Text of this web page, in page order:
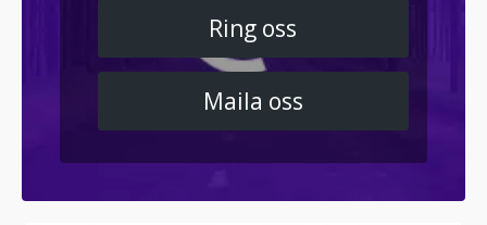
Ring oss
Maila oss